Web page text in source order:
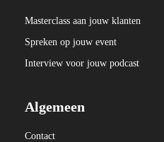
Masterclass aan jouw klanten
Spreken op jouw event
Interview voor jouw podcast
Algemeen
Contact